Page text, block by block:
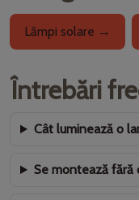
Lămpi solare →
Întrebări
Cât luminează o
Se montează fără